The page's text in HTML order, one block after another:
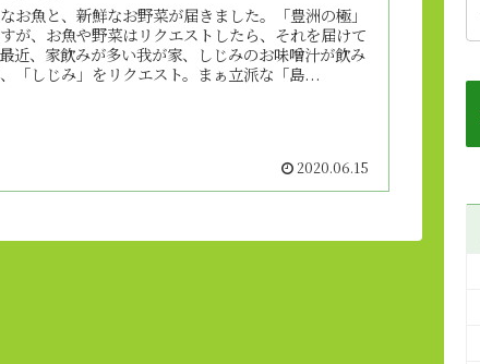
お魚と、新鮮なお野菜が届きました。「豊洲の極」
が、お魚や野菜はリクエストしたら、それを届けて
近、家飲みが多い我が家、しじみのお味噌汁が飲み
「しじみ」をリクエスト。まぁ立派な「島...
2020.06.15